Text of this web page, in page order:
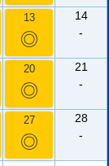
13
◎
14
-
20
◎
21
-
27
◎
28
-